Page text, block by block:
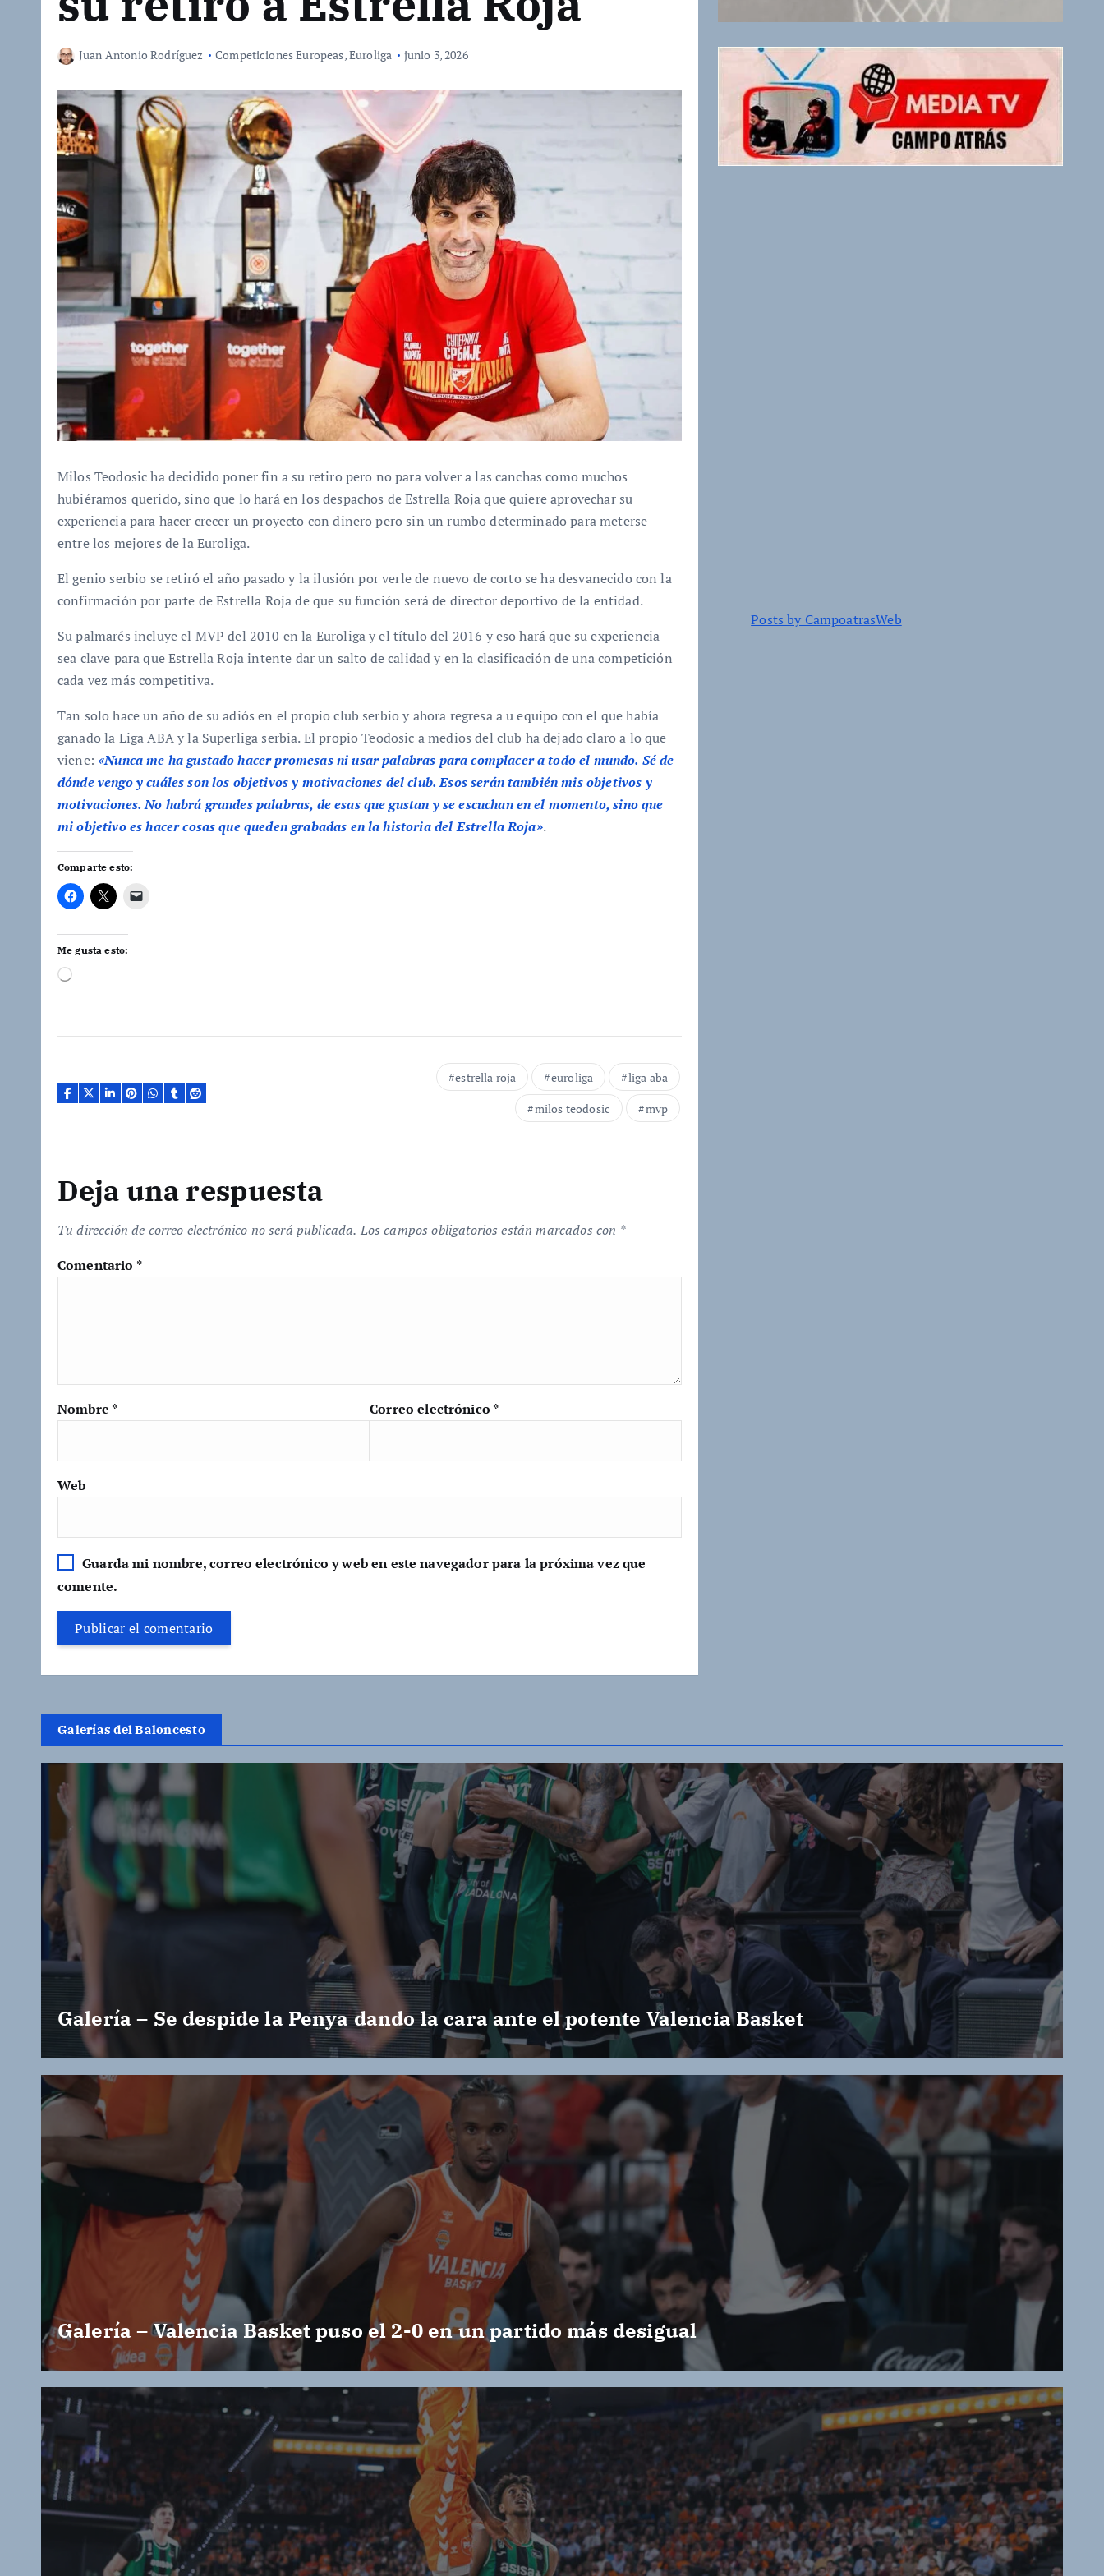
Juan Antonio Rodríguez Competiciones Europeas,Euroliga junio 3, 2026
Milos Teodosic ha decidido poner fin a su retiro pero no para volver a las canchas como muchos
hubiéramos querido, sino que lo hará en los despachos de Estrella Roja que quiere aprovechar su
experiencia para hacer crecer un proyecto con dinero pero sin un rumbo determinado para meterse
entre los mejores de la Euroliga.
El genio serbio se retiró el año pasado y la ilusión por verle de nuevo de corto se ha desvanecido con la
confirmación por parte de Estrella Roja de que su función será de director deportivo de la entidad.
Su palmarés incluye el MVP del 2010 en la Euroliga y el título del 2016 y eso hará que su experiencia
sea clave para que Estrella Roja intente dar un salto de calidad y en la clasificación de una competición
cada vez más competitiva.
Tan solo hace un año de su adiós en el propio club serbio y ahora regresa a u equipo con el que había
ganado la Liga ABA y la Superliga serbia. El propio Teodosic a medios del club ha dejado claro a lo que
viene:«Nunca me ha gustado hacer promesas ni usar palabras para complacer a todo el mundo. Sé de
dónde vengo y cuáles son los objetivos y motivaciones del club. Esos serán también mis objetivos y
motivaciones. No habrá grandes palabras, de esas que gustan y se escuchan en el momento, sino que
mi objetivo es hacer cosas que queden grabadas en la historia del Estrella Roja».
Comparte esto:
Me gusta esto:
C
a
.
estrella roja euroliga
liga aba
milos teodosic
mvp
Deja una respuesta
Tu dirección de correo electrónico no será publicada. Los campos obligatorios están marcados con *
Comentario *
Nombre * Correo electrónico *
Web
Guarda mi nombre, correo electrónico y web en este navegador para la próxima vez que
comente.
Posts by CampoatrasWeb
Galerías del Baloncesto
Galería – Se despide la Penya dando la cara ante el potente Valencia Basket
Galería – Valencia Basket puso el 2-0 en un partido más desigual